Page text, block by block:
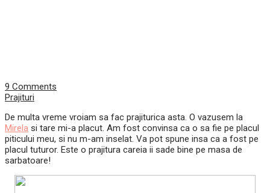
9 Comments
Prajituri
De multa vreme vroiam sa fac prajiturica asta. O vazusem la
Mirela si tare mi-a placut. Am fost convinsa ca o sa fie pe placul
piticului meu, si nu m-am inselat. Va pot spune insa ca a fost pe
placul tuturor. Este o prajitura careia ii sade bine pe masa de
sarbatoare!